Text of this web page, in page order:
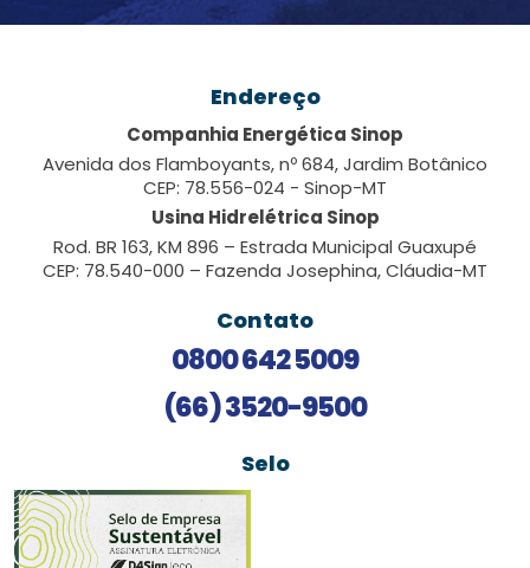
Endereço
Companhia Energética Sinop
Avenida dos Flamboyants, nº 684, Jardim Botânico
CEP: 78.556-024 - Sinop-MT
Usina Hidrelétrica Sinop
Rod. BR 163, KM 896 – Estrada Municipal Guaxupé
CEP: 78.540-000 – Fazenda Josephina, Cláudia-MT
Contato
0800 642 5009
(66) 3520-9500
Selo